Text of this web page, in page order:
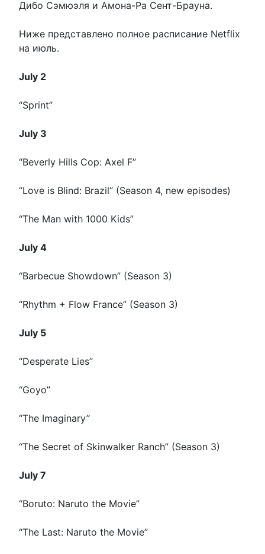
Дибо Сэмюэля и Амона-Ра Сент-Брауна.
Ниже представлено полное расписание Netflix
на июль.
July 2
“Sprint”
July 3
“Beverly Hills Cop: Axel F”
“Love is Blind: Brazil” (Season 4, new episodes)
“The Man with 1000 Kids”
July 4
“Barbecue Showdown” (Season 3)
“Rhythm + Flow France” (Season 3)
July 5
“Desperate Lies”
“Goyo”
“The Imaginary”
“The Secret of Skinwalker Ranch” (Season 3)
July 7
“Boruto: Naruto the Movie”
“The Last: Naruto the Movie”